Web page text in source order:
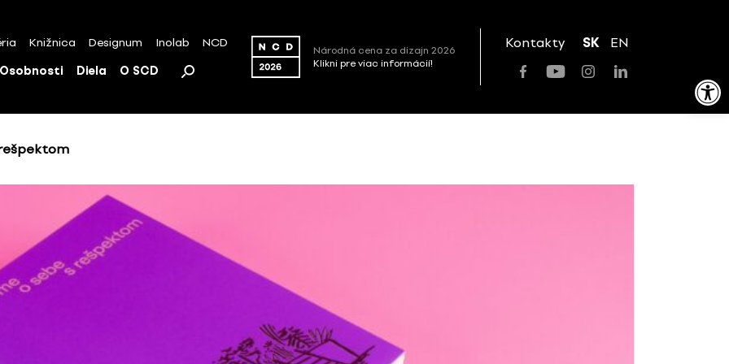
Open toolbar
Knižnica Designum Inolab NCD
Osobnosti Diela O SCD
Národná cena za dizajn 2026
Klikni pre viac informácií!
Kontakty SK EN